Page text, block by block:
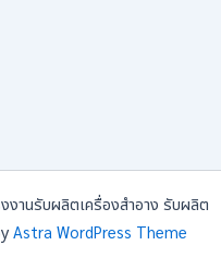
านรับผลิตเครื่องสำอาง รับผลิต
Astra WordPress Theme